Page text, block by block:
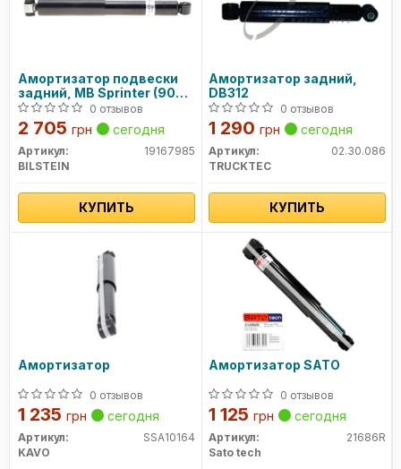
Амортизатор подвески
задний, MB Sprinter (904),
96-06
0 отзывов
2 705 грн сегодня
Артикул:
19167985
BILSTEIN
КУПИТЬ
Амортизатор задний,
DB312
0 отзывов
1 290 грн сегодня
Артикул:
02.30.086
TRUCKTEC
КУПИТЬ
Амортизатор
0 отзывов
1 235 грн сегодня
Артикул:
SSA10164
KAVO
Амортизатор SATO
0 отзывов
1 125 грн сегодня
Артикул:
21686R
Sato tech